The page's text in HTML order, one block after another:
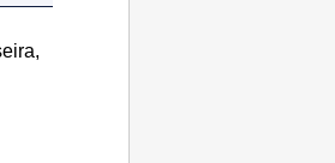
,